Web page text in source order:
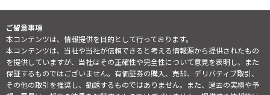
ご留意事項
本コンテンツは、情報提供を目的として行っております。
本コンテンツは、当社や当社が信頼できると考える情報源から提供されたもの
を提供していますが、当社はその正確性や完全性について意見を表明し、また
保証するものではございません。有価証券の購入、売却、デリバティブ取引、
その他の取引を推奨し、勧誘するものではありません。また、過去の実績や予